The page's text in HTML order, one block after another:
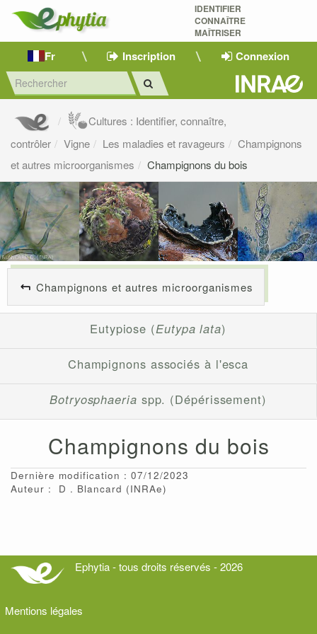
IDENTIFIER
CONNAÎTRE
MAÎTRISER
Fr Inscription Connexion
Cultures : Identifier, connaître,
contrôler
Vigne Les maladies et ravageurs
Champignons
et autres microorganismes
Champignons du bois
Champignons et autres microorganismes
Eutypiose (Eutypa lata)
Champignons associés à l'esca
Botryosphaeria spp. (Dépérissement)
Champignons du bois
Dernière modification : 07/12/2023
Auteur :
D Blancard (INRAe)
Ephytia - tous droits réservés - 2026
Mentions légales